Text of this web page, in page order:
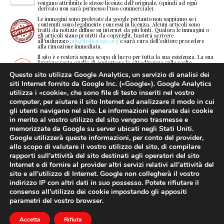
o
p
q
r
s
t
u
v
w
x
y
.
,
a
b
c
d
e
f
g
h
i
.
,
a
b
c
d
e
f
g
h
c
d
e
f
g
h
i
j
k
l
m
K
L
M
N
O
P
Q
R
S
T
U
d
e
f
g
h
i
j
k
l
m
n
g
h
i
j
k
l
m
n
o
p
q
?
.
,
a
b
c
d
e
f
g
h
vengano attribuite le stesse licenze dell'originale, (quindi ad ogni
derivato non sarà permesso l'uso commerciale).
Le immagini sono prelevate da google pertanto non sappiamo se i
contenuti sono legalmente concessi in licenza. Alcuni articoli sono
tratti da notizie diffuse su internet da più fonti. Qualora le immagini o
gli articoli siano protetti da copyright, basterà scrivere
all'indirizzo info@balsorano.org e sarà cura dell'editore procedere
alla rimozione immediata.
Il sito è e resterà senza scopo di lucro per tutta la sua esistenza. La sua
funzione resta quella di aggiornare la cittadinanza sulle scelte
contribuire alla sua stessa crescita. Inoltre si cercherà di tenervi
aggiornati sulle novità normative che di volta in volta vengono emanate.
Gli articoli pubblicati non sono proforma ma risultati di ricerche,
analisi e valutazioni, scritti nel poco tempo a disposizione. Sicuramente
non privi di errori dovuti all'impossibilità di perfezionare quanto
pubblicato in tempi rapidi. L’obiettivo resta quello di fornire
informazioni veritiere in maniera totalmente gratuita e sufficientemente
corretta.
La critica politica, se è vero che può essere di parte, è utile per
“esaminare e valutare gli uomini nel loro operato e il risultato o i
risultati della loro attività per scegliere, selezionare, distinguere il vero
dal falso, il certo dal probabile, il bello dal meno bello o dal brutto, il
buono dal cattivo o dal meno buono". Un critico è qualcuno che da’ il
meglio di sé quando qualcun altro ha dato il proprio peggio.
LicenzaCC BY-NC-SA2014-2024. Webmaster
Questo sito utilizza Google Analytics, un servizio di analisi dei
siti Internet fornito da Google Inc. («Google»). Google Analytics
utilizza i «cookie», che sono file di testo inseriti nel vostro
computer, per aiutare il sito Internet ad analizzare il modo in cui
gli utenti navigano nel sito. Le informazioni generate dai cookie
in merito al vostro utilizzo del sito vengono trasmesse e
memorizzate da Google su server ubicati negli Stati Uniti.
Google utilizzerà queste informazioni, per conto del provider,
allo scopo di valutare il vostro utilizzo del sito, di compilare
rapporti sull'attività del sito destinati agli operatori del sito
Internet e di fornire al provider altri servizi relativi all'attività del
sito e all'utilizzo di Internet. Google non collegherà il vostro
indirizzo IP con altri dati in suo possesso. Potete rifiutare il
consenso all'utilizzo dei cookie impostando gli appositi
parametri del vostro browser.
Accetta Rifiuta